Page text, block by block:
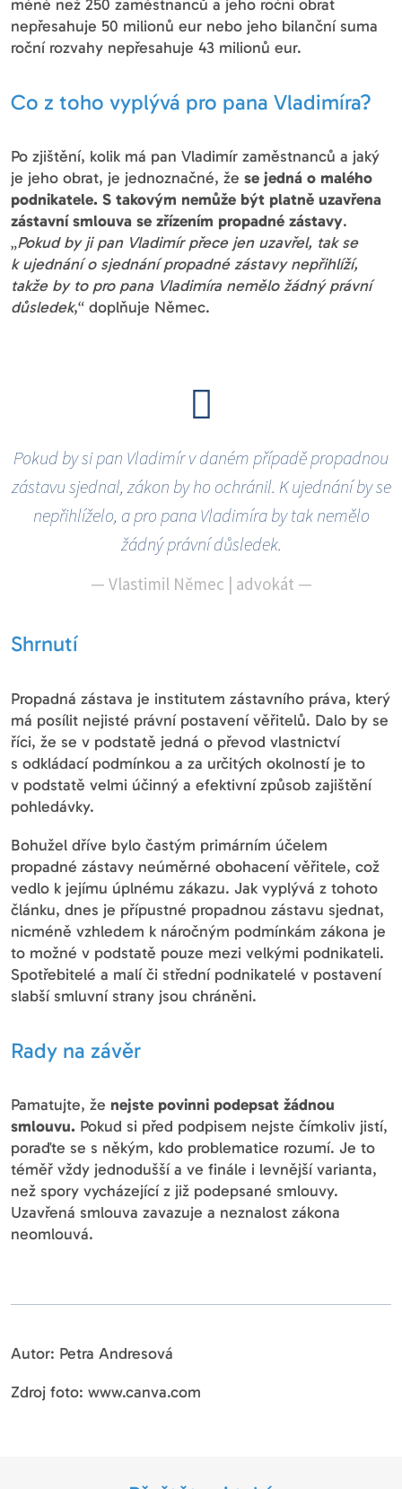
méně než 250 zaměstnanců a jeho roční obrat
nepřesahuje 50 milionů eur nebo jeho bilanční suma
roční rozvahy nepřesahuje 43 milionů eur.
Co z toho vyplývá pro pana Vladimíra?
Po zjištění, kolik má pan Vladimír zaměstnanců a jaký
je jeho obrat, je jednoznačné, že se jedná o malého
podnikatele. S takovým nemůže být platně uzavřena
zástavní smlouva se zřízením propadné zástavy.
„Pokud by ji pan Vladimír přece jen uzavřel, tak se
k ujednání o sjednání propadné zástavy nepřihlíží,
takže by to pro pana Vladimíra nemělo žádný právní
důsledek,“ doplňuje Němec.
Pokud by si pan Vladimír v daném případě propadnou
zástavu sjednal, zákon by ho ochránil. K ujednání by se
nepřihlíželo, a pro pana Vladimíra by tak nemělo
žádný právní důsledek.
— Vlastimil Němec | advokát —
Shrnutí
Propadná zástava je institutem zástavního práva, který
má posílit nejisté právní postavení věřitelů. Dalo by se
říci, že se v podstatě jedná o převod vlastnictví
s odkládací podmínkou a za určitých okolností je to
v podstatě velmi účinný a efektivní způsob zajištění
pohledávky.
Bohužel dříve bylo častým primárním účelem
propadné zástavy neúměrné obohacení věřitele, což
vedlo k jejímu úplnému zákazu. Jak vyplývá z tohoto
článku, dnes je přípustné propadnou zástavu sjednat,
nicméně vzhledem k náročným podmínkám zákona je
to možné v podstatě pouze mezi velkými podnikateli.
Spotřebitelé a malí či střední podnikatelé v postavení
slabší smluvní strany jsou chráněni.
Rady na závěr
Pamatujte, že nejste povinni podepsat žádnou
smlouvu. Pokud si před podpisem nejste čímkoliv jistí,
poraďte se s někým, kdo problematice rozumí. Je to
téměř vždy jednodušší a ve finále i levnější varianta,
než spory vycházející z již podepsané smlouvy.
Uzavřená smlouva zavazuje a neznalost zákona
neomlouvá.
Autor: Petra Andresová
Zdroj foto: www.canva.com